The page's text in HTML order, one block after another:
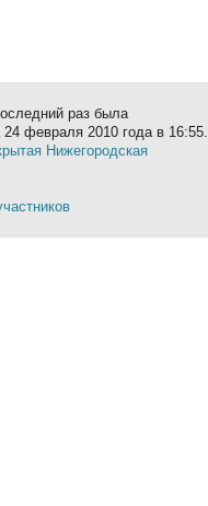
раз была
24 февраля 2010 года в 16:55.
Нижегородская